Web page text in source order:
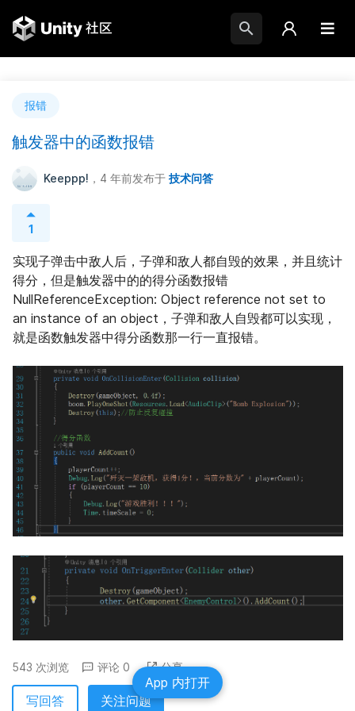
报错
触发器中的函数报错
Keeppp! ，4 年前发布于 技术问答
1
实现子弹击中敌人后，子弹和敌人都自毁的效果，并且统计
得分，但是触发器中的的得分函数报错
NullReferenceException: Object reference not set to
an instance of an object，子弹和敌人自毁都可以实现，
就是函数触发器中得分函数那一行一直报错。
543 次浏览 评论 0 分享
写回答 关注问题
App 内打开